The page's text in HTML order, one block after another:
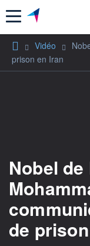
Menu
Vidéo
prison en Iran
Nobel
de